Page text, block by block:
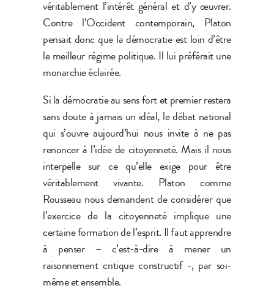
véritablement l’intérêt général et d’y œuvrer.
Contre l’Occident contemporain, Platon
pensait donc que la démocratie est loin d’être
le meilleur régime politique. Il lui préférait une
monarchie éclairée.
Si la démocratie au sens fort et premier restera
sans doute à jamais un idéal, le débat national
qui s’ouvre aujourd’hui nous invite à ne pas
renoncer à l’idée de citoyenneté. Mais il nous
interpelle sur ce qu’elle exige pour être
véritablement vivante. Platon comme
Rousseau nous demandent de considérer que
l’exercice de la citoyenneté implique une
certaine formation de l’esprit. Il faut apprendre
à penser – c’est-à-dire à mener un
raisonnement critique constructif -, par soi-
même et ensemble.